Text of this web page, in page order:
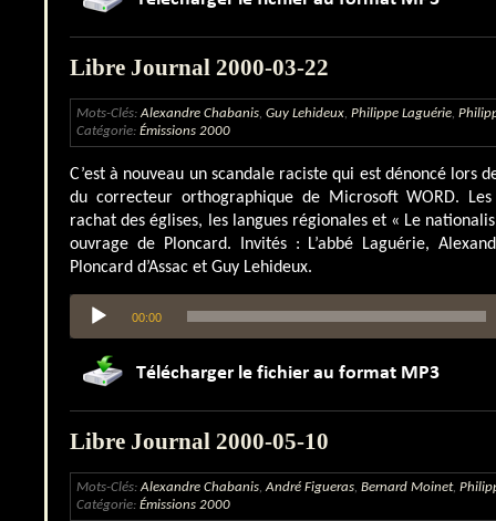
Libre Journal 2000-03-22
Mots-Clés:Alexandre Chabanis, Guy Lehideux, Philippe Laguérie,
Catégorie: Émissions 2000
C’est à nouveau un scandale raciste qui est dénoncé lors
du correcteur orthographique de Microsoft WORD.
rachat des églises, les langues régionales et « Le
ouvrage de Ploncard. Invités : L’abbé Laguérie,
Ploncard d’Assac et Guy Lehideux.
Lecteur
audio
00:00
Libre Journal 2000-05-10
Mots-Clés:Alexandre Chabanis,André Figueras, Bernard Moinet,
Catégorie: Émissions 2000